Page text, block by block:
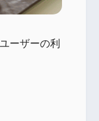
ーザーの利